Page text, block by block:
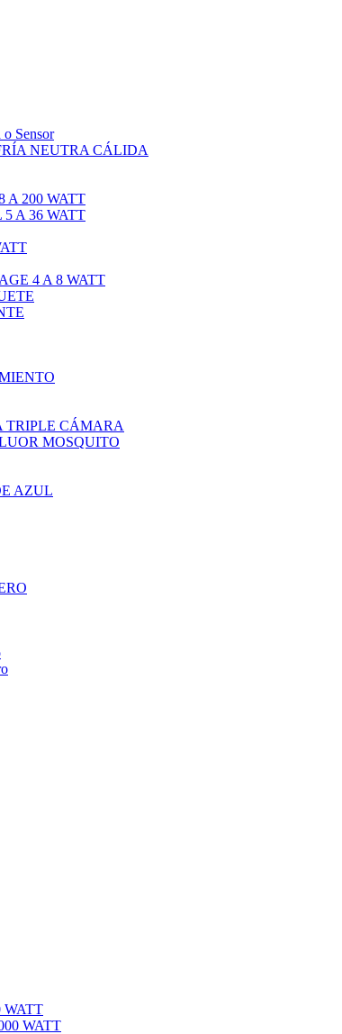
Sensor
NEUTRA CÁLIDA
A 200 WATT
A 36 WATT
4 A 8 WATT
TRIPLE CÁMARA
MOSQUITO
AZUL
WATT
WATT